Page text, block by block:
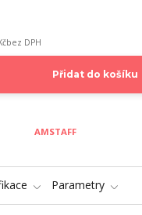
bez DPH
Přidat do košíku
AMSTAFF
Parametry